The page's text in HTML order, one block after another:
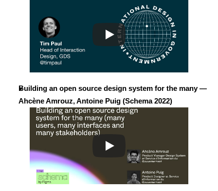
Building an open source design system for the many —
Ahcène Amrouz, Antoine Puig (Schema 2022)